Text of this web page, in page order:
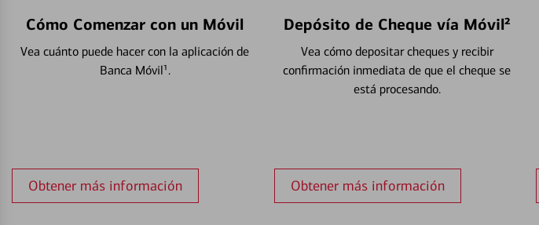
Cómo Comenzar con un Móvil
Vea cuánto puede hacer con la aplicación de
Banca Móvil¹.
Obtener más información
Depósito de Cheque vía Móvil²
Vea cómo depositar cheques y recibir
confirmación inmediata de que el cheque se
está procesando.
Obtener más información